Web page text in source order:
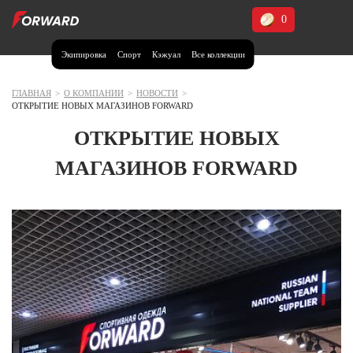
Экипировка Спорт Кэжуал Все коллекции
0
Москва и МО
Воронежская область (1)
Дагестан (2)
Калининградская область (1)
Кемеровская область (2)
Краснодарский край (5)
Красноярский край (5)
Курская область (1)
Москва и МО (14)
Нижегородская область (1)
ГЛАВНАЯ > О КОМПАНИИ > НОВОСТИ >
ОТКРЫТИЕ НОВЫХ МАГАЗИНОВ FORWARD
ОТКРЫТИЕ НОВЫХ
МАГАЗИНОВ FORWARD